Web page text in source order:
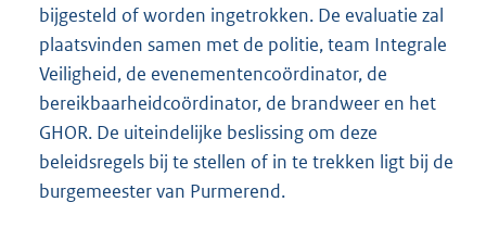
bijgesteld of worden ingetrokken. De evaluatie zal
plaatsvinden samen met de politie, team Integrale
Veiligheid, de evenementencoördinator, de
bereikbaarheidcoördinator, de brandweer en het
GHOR. De uiteindelijke beslissing om deze
beleidsregels bij te stellen of in te trekken ligt bij de
burgemeester van Purmerend.